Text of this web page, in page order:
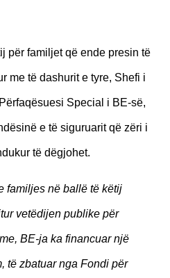
për familjet që ende presin të
me të dashurit e tyre, Shefi i
Special i BE-së,
e të siguruarit që zëri i
të dëgjohet.
familjes në ballë të këtij
vetëdijen publike për
BE-ja ka financuar një
të zbatuar nga Fondi për